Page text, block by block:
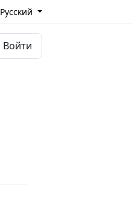
Русский
Войти